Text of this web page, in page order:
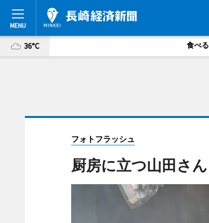
36°C 食べる
フォトフラッシュ
厨房に立つ山田さん